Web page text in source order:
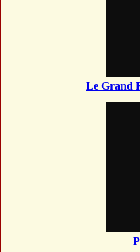
Le Grand